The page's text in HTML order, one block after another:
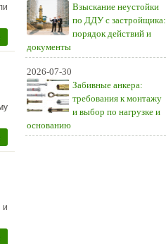
и
Взыскание неустойки
по ДДУ с застройщика:
порядок действий и
документы
2026-07-30
Забивные анкера:
требования к монтажу
и выбор по нагрузке и
основанию